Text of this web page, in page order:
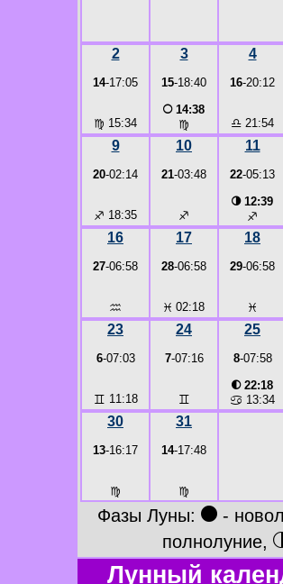
2
14-17:05
♍ 15:34
3
15-18:40
○14:38
♍
4
16-20:12
♎ 21:54
9
20-02:14
♐ 18:35
10
21-03:48
♐
11
22-05:13
◑12:39
♐
16
27-06:58
♒
17
28-06:58
♓ 02:18
18
29-06:58
♓
23
6-07:03
♊ 11:18
24
7-07:16
♊
25
8-07:58
◐22:18
♋ 13:34
30
13-16:17
♍
31
14-17:48
♍
Фазы Луны: ● -
полнолуние,
Лунный